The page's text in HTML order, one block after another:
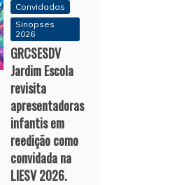
Convidadas
Sinopses
2026
GRCSESDV
Jardim Escola
revisita
apresentadoras
infantis em
reedição como
convidada na
LIESV 2026.